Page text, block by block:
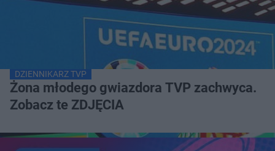
DZIENNIKARZ TVP
Żona młodego gwiazdora TVP zachwyca.
Zobacz te ZDJĘCIA